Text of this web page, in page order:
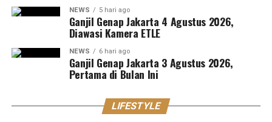
NEWS 5 hari ago
Ganjil Genap Jakarta 4 Agustus 2026,
Diawasi Kamera ETLE
NEWS 6 hari ago
Ganjil Genap Jakarta 3 Agustus 2026,
Pertama di Bulan Ini
LIFESTYLE